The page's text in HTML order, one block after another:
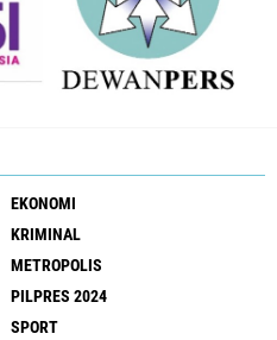
EKONOMI
KRIMINAL
METROPOLIS
PILPRES 2024
SPORT